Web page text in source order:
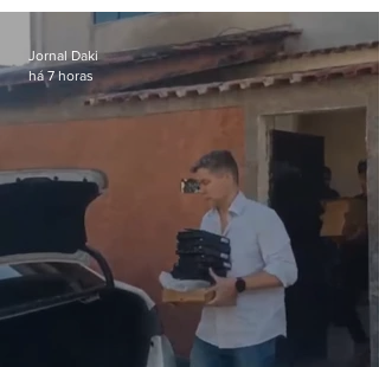
nacional
Jornal Daki
há 7 horas